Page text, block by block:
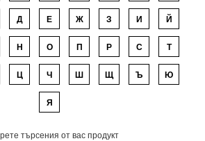
Д Е Ж З И Й
Н О П Р С Т
Ц Ч Ш Щ Ъ Ю
Я
търсения от вас продукт